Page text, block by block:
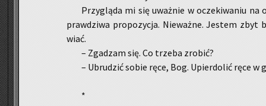
Przy­glą­da mi się uważ­nie w ocze­ki­wa­niu na
praw­dzi­wa pro­po­zy­cja. Nie­waż­ne. Je­stem
wiać.
– Zga­dzam się. Co trze­ba zro­bić?
– Ubru­dzić sobie ręce, Bog. Upier­do­lić ręce w
*